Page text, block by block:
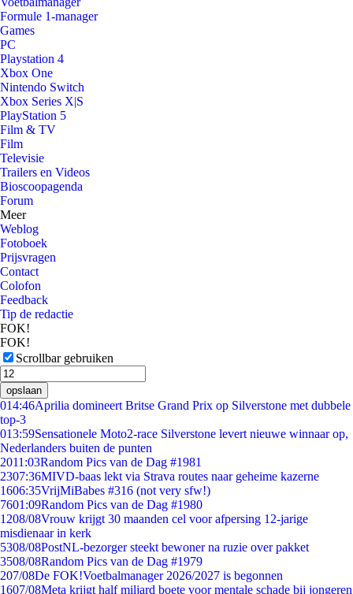
Formule 1-manager
Games
PC
Playstation 4
Xbox One
Nintendo Switch
Xbox Series X|S
PlayStation 5
Film & TV
Film
Televisie
Trailers en Videos
Bioscoopagenda
Forum
Meer
Weblog
Fotoboek
Prijsvragen
Contact
Colofon
Feedback
Tip de redactie
FOK!
FOK!
Scrollbar gebruiken
opslaan
014:46Aprilia domineert Britse Grand Prix op Silverstone met dubbele
top-3
013:59Sensationele Moto2-race Silverstone levert nieuwe winnaar op,
Nederlanders buiten de punten
2011:03Random Pics van de Dag #1981
2307:36MIVD-baas lekt via Strava routes naar geheime kazerne
1606:35VrijMiBabes #316 (not very sfw!)
7601:09Random Pics van de Dag #1980
1208/08Vrouw krijgt 30 maanden cel voor afpersing 12-jarige
misdienaar in kerk
5308/08PostNL-bezorger steekt bewoner na ruzie over pakket
3508/08Random Pics van de Dag #1979
207/08De FOK!Voetbalmanager 2026/2027 is begonnen
1607/08Meta krijgt half miljard boete voor mentale schade bij jongeren